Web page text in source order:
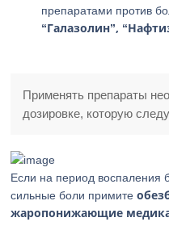
препаратами против
“Галазолин”,
Применять препараты
дозировке, которую
Если на период воспаления
сильные боли примите
жаропонижающие